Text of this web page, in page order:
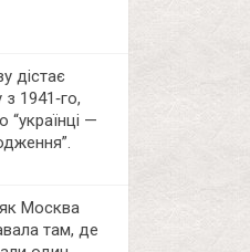
дістає
1941‑го,
—
Москва
там, де